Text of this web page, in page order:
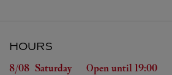
HOURS
Day of the Week Hours
8/08 Saturday Open until 19:00